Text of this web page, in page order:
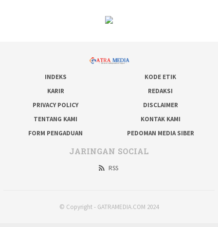
INDEKS
KODE ETIK
KARIR
REDAKSI
PRIVACY POLICY
DISCLAIMER
TENTANG KAMI
KONTAK KAMI
FORM PENGADUAN
PEDOMAN MEDIA SIBER
JARINGAN SOCIAL
RSS
© Copyright - GATRAMEDIA.COM 2024